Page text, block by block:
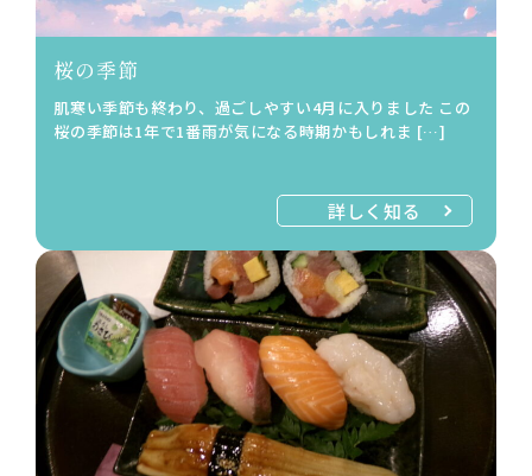
桜の季節
肌寒い季節も終わり、過ごしやすい4月に入りました この
桜の季節は1年で1番雨が気になる時期かもしれま […]
詳しく知る